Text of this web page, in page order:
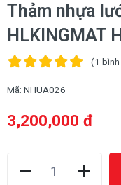
Thảm nhựa
HLKINGMAT
(1
Mã: NHUA026
3,200,000 đ